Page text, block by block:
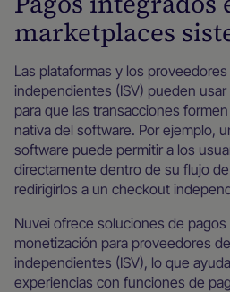
marketplaces
Las plataformas y los
independientes (ISV) pueden
para que las transacciones
nativa del software. Por ejemplo,
software puede permitir a los
directamente dentro de su flujo
redirigirlos a un checkout
Nuvei ofrece soluciones de
monetización para proveedores
independientes (ISV), lo que
experiencias con funciones de